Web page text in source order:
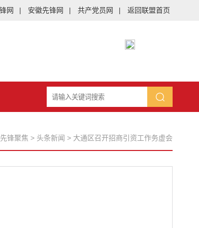
网 安徽先锋网 共产党员网 返回联盟首页
先锋聚焦 > 头条新闻 > 大通区召开招商引资工作务虚会